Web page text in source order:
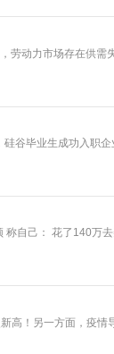
劳动力市场存在供需
谷毕业生成功入职企
称自己： 花了140万
高！另一方面，疫情